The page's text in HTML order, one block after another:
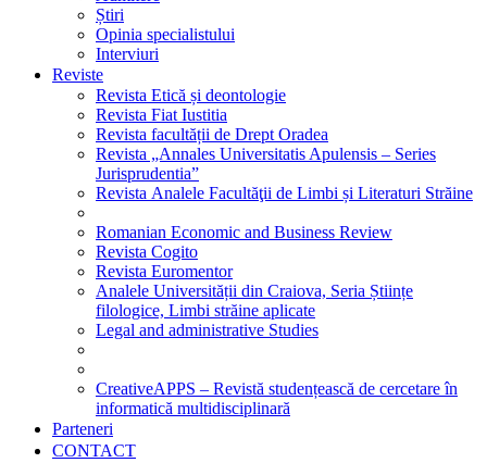
Știri
Opinia specialistului
Interviuri
Reviste
Revista Etică și deontologie
Revista Fiat Iustitia
Revista facultății de Drept Oradea
Revista „Annales Universitatis Apulensis – Series
Jurisprudentia”
Revista Analele Facultăţii de Limbi și Literaturi Străine
Romanian Economic and Business Review
Revista Cogito
Revista Euromentor
Analele Universității din Craiova, Seria Științe
filologice, Limbi străine aplicate
Legal and administrative Studies
CreativeAPPS – Revistă studențească de cercetare în
informatică multidisciplinară
Parteneri
CONTACT